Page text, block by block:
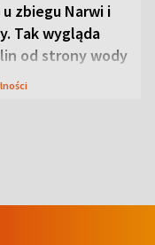
u zbiegu Narwi i
Tak wygląda
od strony wody